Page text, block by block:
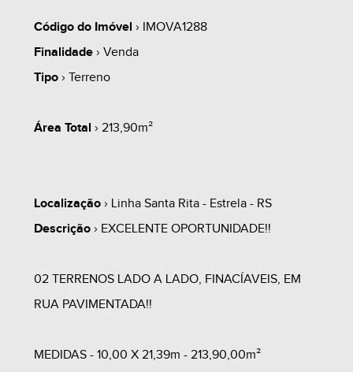
Código do Imóvel › IMOVA1288
Finalidade› Venda
Tipo› Terreno
Área Total › 213,90m²
Localização› Linha Santa Rita - Estrela - RS
Descrição› EXCELENTE OPORTUNIDADE!!
02 TERRENOS LADO A LADO, FINACÍAVEIS, EM
RUA PAVIMENTADA!!
MEDIDAS - 10,00 X 21,39m - 213,90,00m²